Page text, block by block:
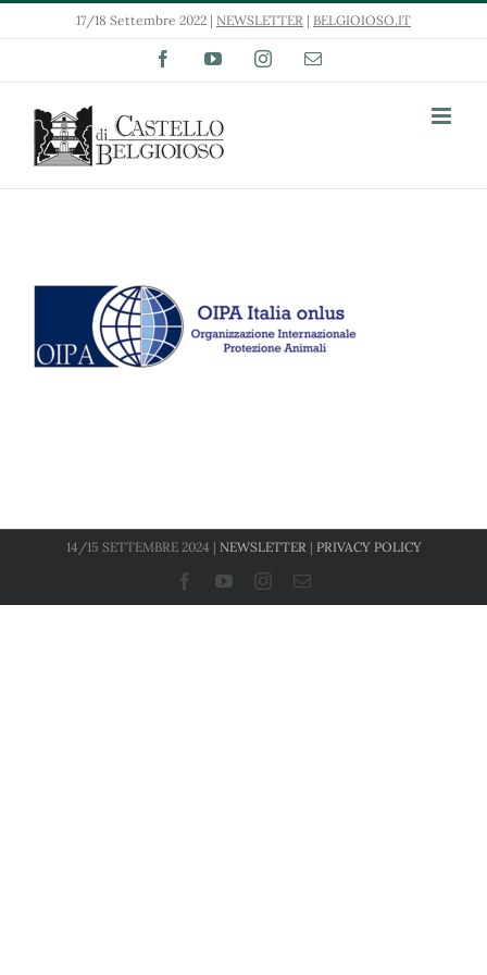
Salta
17/18 Settembre 2022 | NEWSLETTER | BELGIOIOSO.IT
FacebookYouTubeInstagramEmail
14/15 SETTEMBRE 2024 | NEWSLETTER| PRIVACY POLICY
FacebookYouTubeInstagram
Email